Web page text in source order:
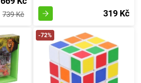
739 Kč 319 Kč
-72%